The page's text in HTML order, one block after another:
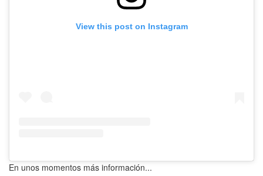
View this post on Instagram
En unos momentos más información...